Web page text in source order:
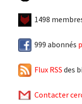
1498
999 abonnés
Flux RSS des
Contacter